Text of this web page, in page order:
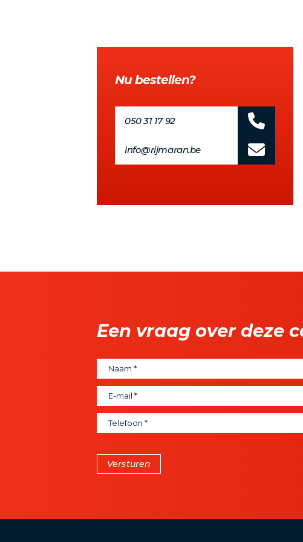
Nu bestellen?
050 31 17 92
info@rijmaran.be
Een vraag over deze
Versturen